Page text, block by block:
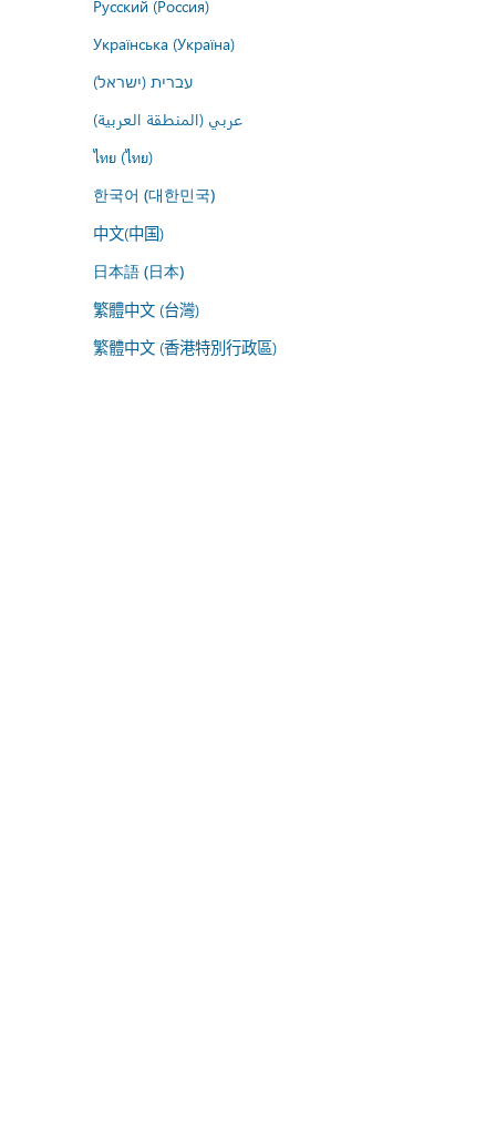
Русский (Россия)
Українська (Україна)
עברית (ישראל)
عربي (المنطقة العربية)
ไทย (ไทย)
한국어 (대한민국)
中文(中国)
日本語 (日本)
繁體中文 (台灣)
繁體中文 (香港特別行政區)